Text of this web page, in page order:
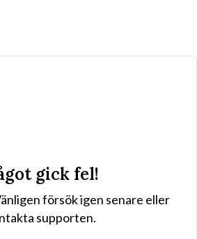
gick fel!
försök igen senare eller
supporten.